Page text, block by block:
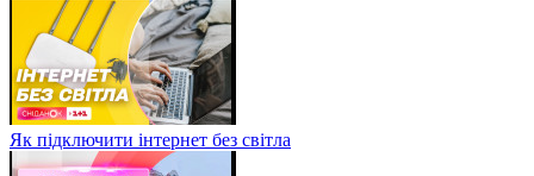
Як підключити інтернет без світла